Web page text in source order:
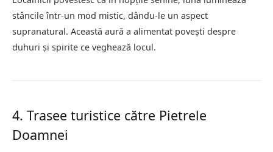
stâncile într-un mod mistic, dându-le un aspect
supranatural. Această aură a alimentat povești despre
duhuri și spirite ce veghează locul.
4. Trasee turistice către Pietrele
Doamnei